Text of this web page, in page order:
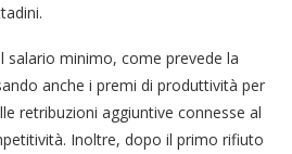
salario minimo, come prevede la
anche i premi di produttività per
retribuzioni aggiuntive connesse al
Inoltre, dopo il primo rifiuto